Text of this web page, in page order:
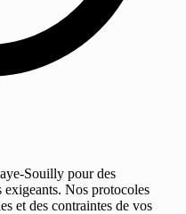
Souilly pour des
exigeants. Nos protocoles
et des contraintes de vos